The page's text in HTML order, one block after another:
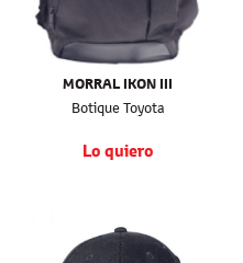
MORRAL IKON III
Botique Toyota
Lo quiero